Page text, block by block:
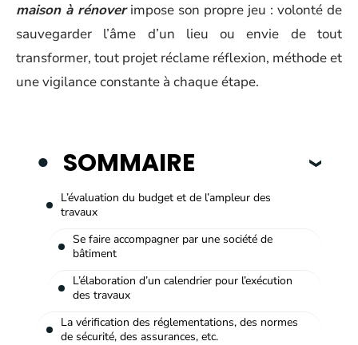
maison à rénoverimpose son propre jeu : volonté de
sauvegarder l’âme d’un lieu ou envie de tout
transformer, tout projet réclame réflexion, méthode et
une vigilance constante à chaque étape.
SOMMAIRE
L’évaluation du budget et de l’ampleur des
travaux
Se faire accompagner par une société de
bâtiment
L’élaboration d’un calendrier pour l’exécution
des travaux
La vérification des réglementations, des normes
de sécurité, des assurances, etc.